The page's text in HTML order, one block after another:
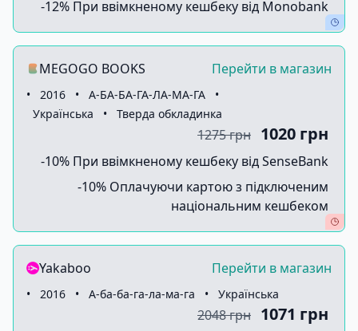
-12% При ввімкненому кешбеку від Monobank
MEGOGO BOOKS Перейти в магазин
• 2016 • А-БА-БА-ГА-ЛА-МА-ГА
•
Українська
• Тверда обкладинка
1275 грн 1020 грн
-10% При ввімкненому кешбеку від SenseBank
-10% Оплачуючи картою з підключеним
національним кешбеком
Yakaboo Перейти в магазин
• 2016 • А-ба-ба-га-ла-ма-га • Українська
2048 грн 1071 грн